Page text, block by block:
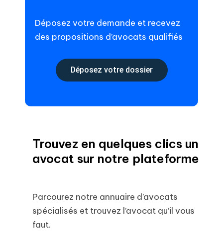
Déposez votre demande et recevez
des propositions d’avocats qualifiés
Déposez votre dossier
Trouvez en quelques clics un
avocat sur notre plateforme
Parcourez notre annuaire d’avocats
spécialisés et trouvez l’avocat qu’il vous
faut.